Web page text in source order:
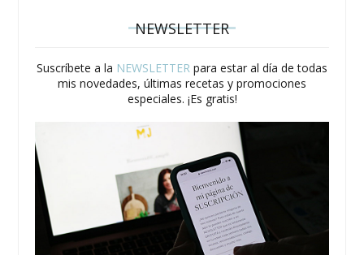
NEWSLETTER
Suscríbete a la NEWSLETTER para estar al día de todas
mis novedades, últimas recetas y promociones
especiales. ¡Es gratis!